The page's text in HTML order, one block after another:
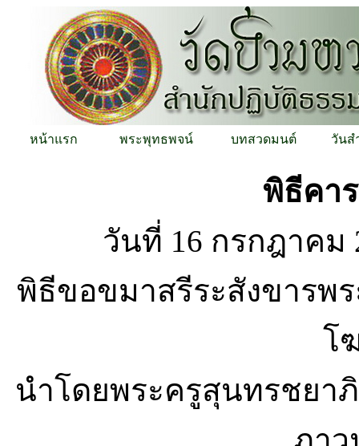
หน้าแรก พระพุทธพจน์ บทสวดมนต์ วันส
พิธีคา
วันที่ 16 กรกฎาคม
พิธีขอขมาสรีระสังขารพ
โ
นำโดยพระครูสุนทรชยา